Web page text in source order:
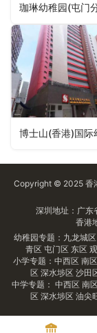
Copyright © 2025 香
深圳地址：广
香港
幼稚园专题： 九龙城区
青区 屯门区 东区
小学专题： 中西区 南区
区 深水埗区 沙田
中学专题： 中西区 南区
区 深水埗区 油尖